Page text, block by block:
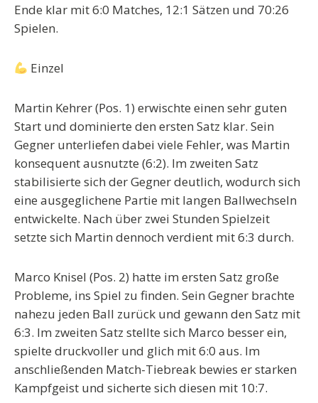
Ende klar mit6:0 Matches, 12:1 Sätzen und 70:26
Spielen.
Einzel
Martin Kehrer (Pos. 1) erwischte einen sehr guten
Start und dominierte den ersten Satz klar. Sein
Gegner unterliefen dabei viele Fehler, was Martin
konsequent ausnutzte (6:2). Im zweiten Satz
stabilisierte sich der Gegner deutlich, wodurch sich
eine ausgeglichene Partie mit langen Ballwechseln
entwickelte. Nach über zwei Stunden Spielzeit
setzte sich Martin dennoch verdient mit6:3 durch.
Marco Knisel (Pos. 2) hatte im ersten Satz große
Probleme, ins Spiel zu finden. Sein Gegner brachte
nahezu jeden Ball zurück und gewann den Satz mit
6:3. Im zweiten Satz stellte sich Marco besser ein,
spielte druckvoller und glich mit6:0 aus. Im
anschließenden Match-Tiebreak bewies er starken
Kampfgeist und sicherte sich diesen mit 10:7.